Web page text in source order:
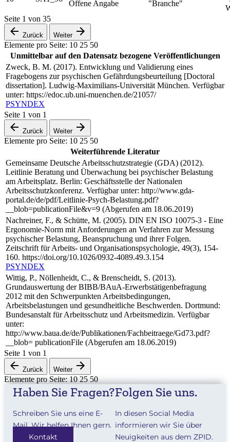
Offene Angabe
"Branche"
Seite 1 von 35
Zurück Weiter
Elemente pro Seite: 10 25 50
Unmittelbar auf den Datensatz bezogene Veröffentlichungen
Zweck, B. M. (2017). Entwicklung und Validierung eines
Fragebogens zur psychischen Gefährdungsbeurteilung [Doctoral
dissertation]. Ludwig-Maximilians-Universität München. Verfügbar
unter: https://edoc.ub.uni-muenchen.de/21057/
PSYNDEX
Seite 1 von 1
Zurück Weiter
Elemente pro Seite: 10 25 50
Weiterführende Literatur
Gemeinsame Deutsche Arbeitsschutzstrategie (GDA) (2012).
Leitlinie Beratung und Überwachung bei psychischer Belastung
am Arbeitsplatz. Berlin: Geschäftsstelle der Nationalen
Arbeitsschutzkonferenz. Verfügbar unter: http://www.gda-
portal.de/de/pdf/Leitlinie-Psych-Belastung.pdf?
__blob=publicationFile&v=9 (Abgerufen am 18.06.2019)
Nachreiner, F., & Schütte, M. (2005). DIN EN ISO 10075-3 - Eine
Ergonomie-Norm mit Anforderungen an Verfahren zur Messung
psychischer Belastung, Beanspruchung und ihrer Folgen.
Zeitschrift für Arbeits- und Organisationspsychologie, 49(3), 154-
160. https://doi.org/10.1026/0932-4089.49.3.154
PSYNDEX
Wittig, P., Nöllenheidt, C., & Brenscheidt, S. (2013).
Grundauswertung der BIBB/BAuA-Erwerbstätigenbefragung
2012 mit den Schwerpunkten Arbeitsbedingungen,
Arbeitsbelastungen und gesundheitliche Beschwerden. Dortmund:
Bundesanstalt für Arbeitsschutz und Arbeitsmedizin. Verfügbar
unter:
http://www.baua.de/de/Publikationen/Fachbeitraege/Gd73.pdf?
__blob= publicationFile (Abgerufen am 18.06.2019)
Seite 1 von 1
Zurück Weiter
Elemente pro Seite:10 25 50
Haben Sie Fragen?
Schreiben Sie uns eine E-
Mail. Wir helfen Ihnen gern.
Kontakt
Folgen Sie uns.
In diesen Social Media
informieren wir Sie über
Neuigkeiten aus dem ZPID.